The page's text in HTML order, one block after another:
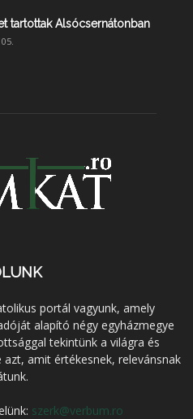
tartottak Alsócsernátonban
portál vagyunk, amely
alapító négy egyházmegye
tekintünk a világra és
amit értékesnek, relevánsnak
szerk@verbum.ro